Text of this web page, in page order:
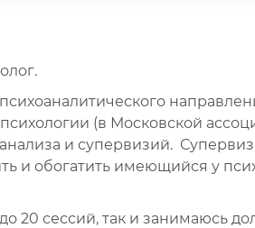
(в Московской
и супервизий.
и обогатить имеющийся у
20 сессий, так и занимаюсь